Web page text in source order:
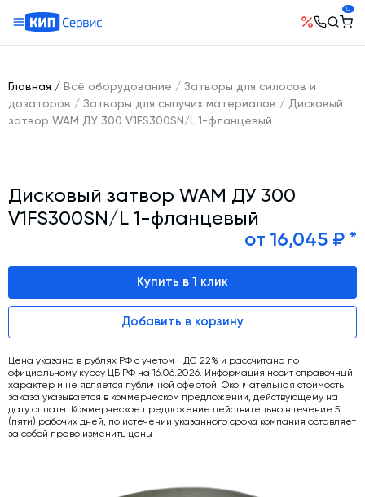
0
Бетонные заводы (БСУ, РБУ)
Бетоносмесители
Гибкие шнеки для сыпучих материалов
Конвейерное оборудование
Силосы для цемента и обвязка
Растариватели Биг-Бегов
Тепловое оборудование
Дозаторы для бетонных заводов
Затворы для силосов и дозаторов
Промышленные фильтры и комплектующие
Оборудование для производства ЖБИ
География поставок
Руководство
Сотрудничество
История компании
Ответы на вопросы
Условия труда
Контакты
Главная / Всё оборудование / Затворы для силосов и
дозаторов / Затворы для сыпучих материалов / Дисковый
затвор WAM ДУ 300 V1FS300SN/L 1-фланцевый
Дисковый затвор WAM ДУ 300
V1FS300SN/L 1-фланцевый
от 16,045 ₽ *
Купить в 1 клик
Добавить в корзину
Цена указана в рублях РФ с учетом НДС 22% и рассчитана по
официальному курсу ЦБ РФ на 16.06.2026. Информация носит справочный
характер и не является публичной офертой. Окончательная стоимость
заказа указывается в коммерческом предложении, действующему на
дату оплаты. Коммерческое предложение действительно в течение 5
(пяти) рабочих дней, по истечении указанного срока компания оставляет
за собой право изменить цены